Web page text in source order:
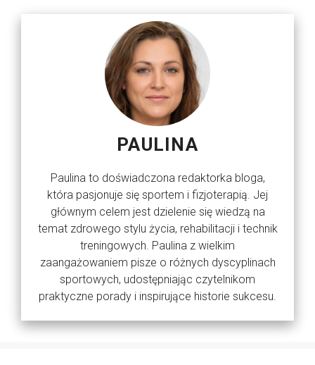
PAULINA
Paulina to doświadczona redaktorka bloga,
która pasjonuje się sportem i fizjoterapią. Jej
głównym celem jest dzielenie się wiedzą na
temat zdrowego stylu życia, rehabilitacji i technik
treningowych. Paulina z wielkim
zaangażowaniem pisze o różnych dyscyplinach
sportowych, udostępniając czytelnikom
praktyczne porady i inspirujące historie sukcesu.